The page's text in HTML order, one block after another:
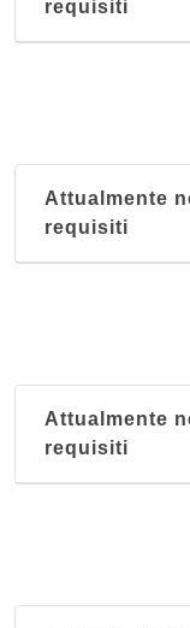
requisiti
Attualmente
requisiti
Attualmente
requisiti